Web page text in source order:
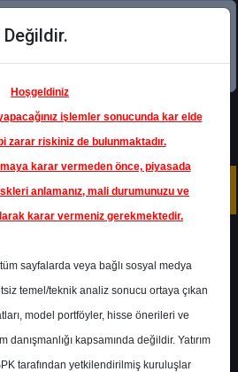
indirin!
Değildir.
Hoşgeldiniz
işlemler sonucunda kar elde
zarar riskiniz de bulunmaktadır.
karar vermeden önce, piyasada
anlamanız, mali durumunuzu ve
alarak karar vermeniz gerekmektedir.
sayfalarda veya bağlı sosyal medya
temel/teknik analiz sonucu ortaya çıkan
model portföyler, hisse önerileri ve
danışmanlığı kapsamında değildir. Yatırım
tarafından yetkilendirilmiş kuruluşlar